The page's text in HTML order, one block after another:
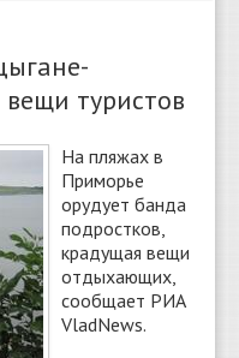
Найти
туристов
На пляжах в
Приморье
орудует банда
подростков,
крадущая вещи
отдыхающих,
сообщает РИА
VladNews.